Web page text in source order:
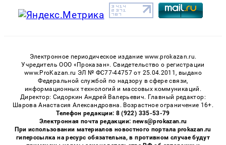
Электронное периодическое издание www.prokazan.ru.
Учредитель ООО «Проказан». Cвидетельство о регистрации
www.ProKazan.ru ЭЛ № ФС77-44757 от 25.04.2011, выдано
Федеральной службой по надзору в сфере связи,
информационных технологий и массовых коммуникаций.
Директор: Сидоркин Андрей Валерьевич. Главный редактор:
Шарова Анастасия Александровна. Возрастное ограничение 16+.
Телефон редакции: 8 (922) 335-53-79
Электронная почта редакции: news@prokazan.ru
При использовании материалов новостного портала prokazan.ru
гиперссылка на ресурс обязательна, в противном случае будут